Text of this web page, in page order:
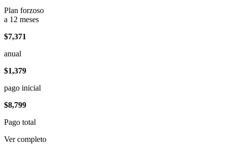
Plan forzoso
a 12 meses
$7,371
anual
$1,379
pago inicial
$8,799
Pago total
Ver completo